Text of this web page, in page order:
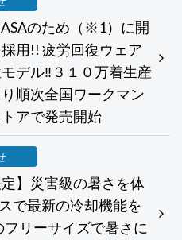
のため（※1）に開
用!! 疲労回復ウェア
デル‼３１０万着生産
順次全国ワークマン
アで発売開始
】災害級の暑さを体
で最新の冷却機能を
フリーサイズで暑さに